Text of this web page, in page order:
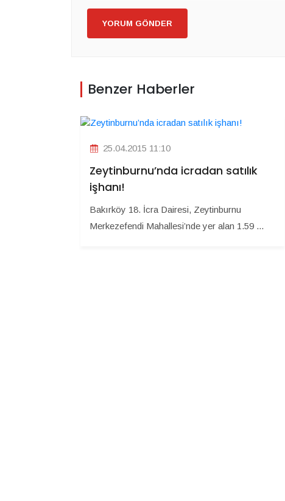
YORUM GÖNDER
Benzer Haberler
25.04.2015 11:10
Zeytinburnu’nda icradan satılık
işhanı!
Bakırköy 18. İcra Dairesi, Zeytinburnu
Merkezefendi Mahallesi’nde yer alan 1.59 ...